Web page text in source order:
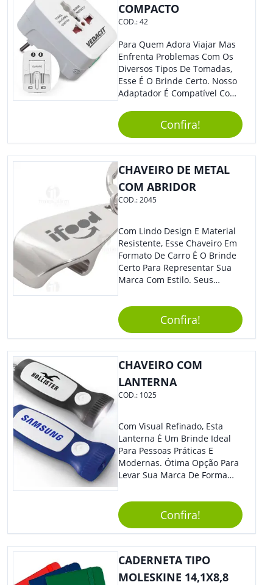
COMPACTO
COD.:42
Para Quem Adora Viajar Mas
Enfrenta Problemas Com Os
Diversos Tipos De Tomadas,
Esse É O Brinde Certo. Nosso
Adaptador É Compatível Com
Diferentes Países E Com
Todas As Tensões. Em
Tamanho Compacto, É
Perfeito Para Carregar Na
Bolsa Ou Na Mochila. É A
Precisam Em Apenas Um
Item! Demais, Não É?!
E Ofereça A Seus Clientes E
Colaboradores. Útil E
Funcional, Com Certeza Todo
Mundo Irá Amar.
Confira!
CHAVEIRO DE METAL
COM ABRIDOR
COD.:2045
Com Lindo Design E Material
Resistente, Esse Chaveiro Em
Formato De Carro É O Brinde
Certo Para Representar Sua
Marca Com Estilo. Seus
Adorar.
Confira!
CHAVEIRO COM
LANTERNA
COD.: 1025
Com Visual Refinado, Esta
Lanterna É Um Brinde Ideal
Para Pessoas Práticas E
Modernas. Ótima Opção Para
Levar Sua Marca De Forma
Sua Empresa Em Eventos,
Reuniões Corporativas Ou Até
Mesmo Para Presentear
Colaboradores E Parceiros De
Sua Empresa.
Confira!
CADERNETA TIPO
MOLESKINE 14,1X8,8